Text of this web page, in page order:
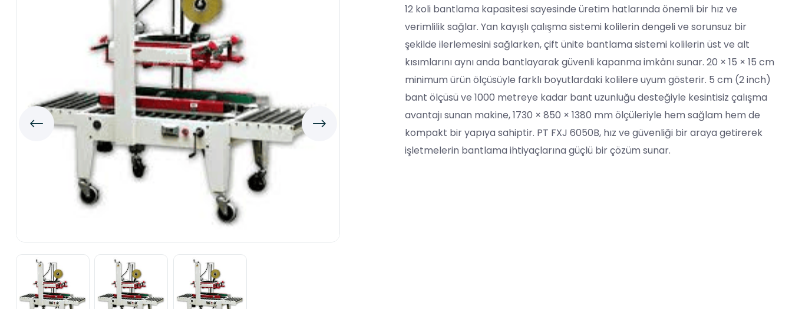
12 koli bantlama kapasitesi sayesinde üretim hatlarında önemli bir hız ve
verimlilik sağlar. Yan kayışlı çalışma sistemi kolilerin dengeli ve sorunsuz bir
şekilde ilerlemesini sağlarken, çift ünite bantlama sistemi kolilerin üst ve alt
kısımlarını aynı anda bantlayarak güvenli kapanma imkânı sunar. 20 × 15 × 15 cm
minimum ürün ölçüsüyle farklı boyutlardaki kolilere uyum gösterir. 5 cm (2 inch)
bant ölçüsü ve 1000 metreye kadar bant uzunluğu desteğiyle kesintisiz çalışma
avantajı sunan makine, 1730 × 850 × 1380 mm ölçüleriyle hem sağlam hem de
kompakt bir yapıya sahiptir. PT FXJ 6050B, hız ve güvenliği bir araya getirerek
işletmelerin bantlama ihtiyaçlarına güçlü bir çözüm sunar.